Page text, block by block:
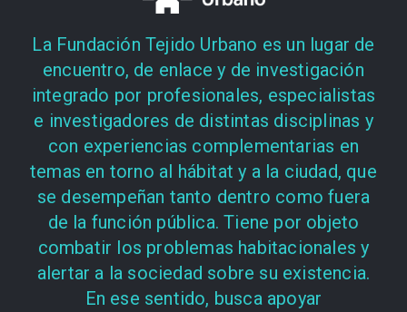
La Fundación Tejido Urbano es un lugar de
encuentro, de enlace y de investigación
integrado por profesionales, especialistas
e investigadores de distintas disciplinas y
con experiencias complementarias en
temas en torno al hábitat y a la ciudad, que
se desempeñan tanto dentro como fuera
de la función pública. Tiene por objeto
combatir los problemas habitacionales y
alertar a la sociedad sobre su existencia.
En ese sentido, busca apoyar